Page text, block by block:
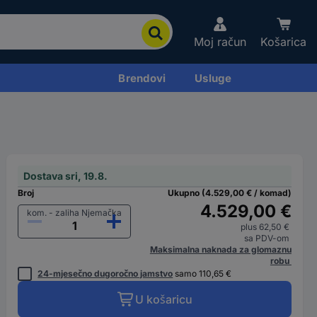
Moj račun Košarica
Brendovi Usluge
Dostava sri, 19.8.
Broj
kom. - zaliha Njemačka
Ukupno (4.529,00 € / komad)
4.529,00 €
plus 62,50 €
sa PDV-om
Maksimalna naknada za glomaznu
robu
24-mjesečno dugoročno jamstvo samo 110,65 €
U košaricu